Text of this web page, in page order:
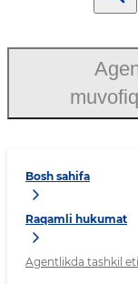
Bosh sahifa
Raqamli hukumat
Agentlikda tashkil